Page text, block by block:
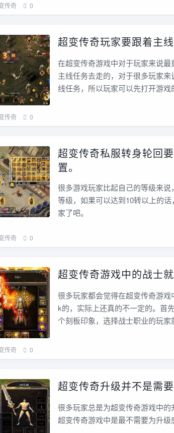
传奇 0
超变传奇玩家要跟着主线
在超变传奇游戏中对于玩家来说
主线任务去走的，对于很多玩家
线任务，所以玩家可以先打开游戏
传奇 0
超变传奇私服转身轮回
置。
很多游戏玩家比起自己的等级来
等级，如果可以达到10转以上的
家了吧。
传奇 0
超变传奇游戏中的战士
很多玩家都会觉得在超变传奇游
k的，实际上还真的不一定的。首
个刻板印象，选择战士职业的玩家
传奇 0
超变传奇升级并不是需要
很多玩家总是为超变传奇游戏中
超变传奇游戏中是最不需要为升级